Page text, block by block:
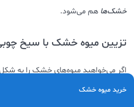
خشک‌ها هم می‌شود.
تزیین میوه خشک با سیخ
اگر می‌خواهید میوه‌های خشک را به
سیخ چوبیاستفاده کنید. در این روشخرید میوه خشک